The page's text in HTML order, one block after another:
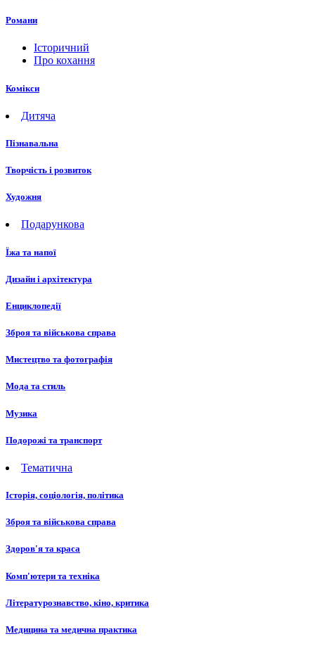
Романи
Історичний
Про кохання
Комікси
Дитяча
Пізнавальна
Творчість і розвиток
Художня
Подарункова
Їжа та напої
Дизайн і архітектура
Енциклопедії
Зброя та військова справа
Мистецтво та фотографія
Мода та стиль
Музика
Подорожі та транспорт
Тематична
Історія, соціологія, політика
Зброя та військова справа
Здоров'я та краса
Комп'ютери та техніка
Літературознавство, кіно, критика
Медицина та медична практика